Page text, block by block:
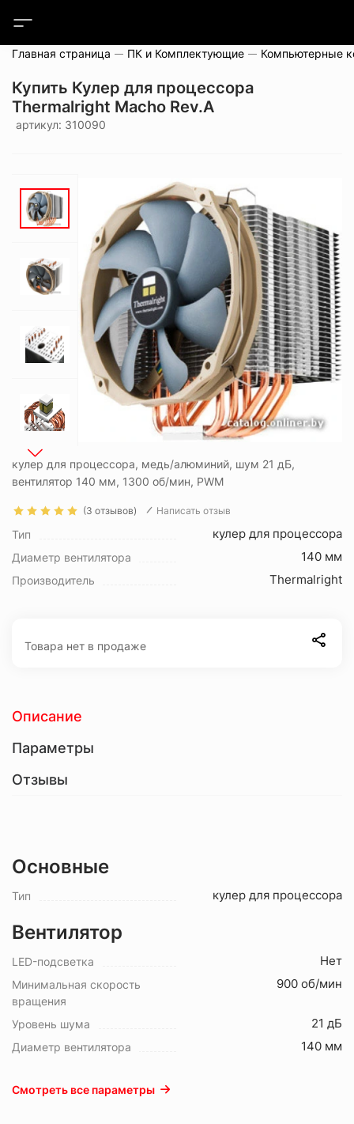
Главная страница ПК и Комплектующие Компьютерные
Купить Кулер для процессора
Thermalright Macho Rev.A
артикул: 310090
кулер для процессора, медь/алюминий, шум 21 дБ,
вентилятор 140 мм, 1300 об/мин, PWM
(3 отзывов) Написать отзыв
Тип кулер для процессора
Диаметр вентилятора 140 мм
Производитель Thermalright
Товара нет в продаже
Описание
Параметры
Отзывы
Основные
Тип кулер для процессора
Вентилятор
LED-подсветка Нет
Минимальная скорость
вращения
900 об/мин
Уровень шума 21 дБ
Диаметр вентилятора 140 мм
Смотреть все параметры